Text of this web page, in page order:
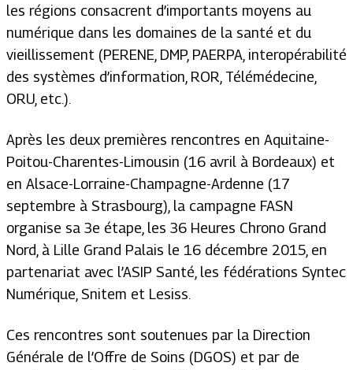
les régions consacrent d’importants moyens au
numérique dans les domaines de la santé et du
vieillissement (PERENE, DMP, PAERPA, interopérabilité
des systèmes d’information, ROR, Télémédecine,
ORU, etc.).
Après les deux premières rencontres en Aquitaine-
Poitou-Charentes-Limousin (16 avril à Bordeaux) et
en Alsace-Lorraine-Champagne-Ardenne (17
septembre à Strasbourg), la campagne FASN
organise sa 3e étape, les 36 Heures Chrono Grand
Nord, à Lille Grand Palais le 16 décembre 2015, en
partenariat avec l’ASIP Santé, les fédérations Syntec
Numérique, Snitem et Lesiss.
Ces rencontres sont soutenues par la Direction
Générale de l’Offre de Soins (DGOS) et par de